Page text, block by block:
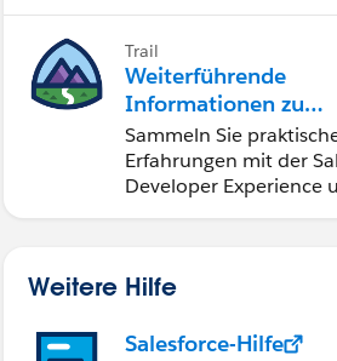
Trail
Weiterführende
Informationen zu
Salesforce-
Entwicklungstools
und -konzepten
Sammeln Sie
Erfahrungen mit der
Developer Experience
Weitere Hilfe
Salesforce-Hilfe